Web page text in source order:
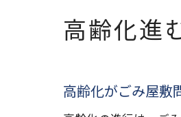
高齢化進
高齢化がごみ屋敷